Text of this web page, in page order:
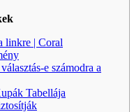
linkre | Coral
e számodra a
Tabellája